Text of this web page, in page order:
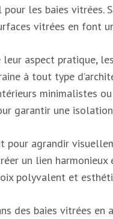
pour les baies vitrées.
vitrées en font
leur aspect pratique,
à tout type
minimalistes
garantir une
pour agrandir
un lien
polyvalent et
des baies vitrées